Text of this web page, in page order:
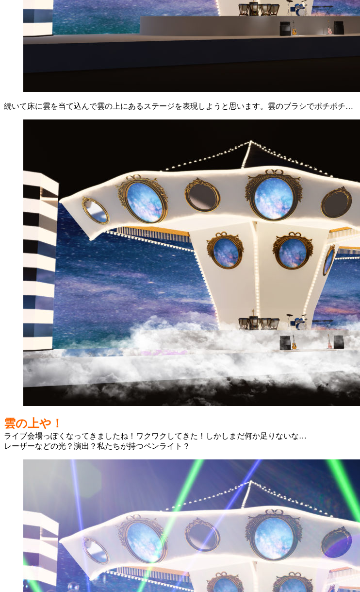
続いて床に雲を当て込んで雲の上にあるステージを表現しようと思います。雲のブラシでポチポチ…
雲の上や！
ライブ会場っぽくなってきましたね！ワクワクしてきた！しかしまだ何か足りないな…
レーザーなどの光？演出？私たちが持つペンライト？